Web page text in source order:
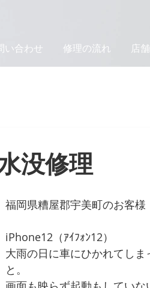
い合わせ 修理の流れ 店
没修理
福岡県糟屋郡宇美町のお客様
iPhone12（ｱｲﾌｫﾝ12）
大雨の日に車にひかれてしま
と。